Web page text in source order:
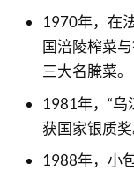
1970年，在
国涪陵榨菜
三大名腌菜。
1981年，“乌
获国家银质奖
1988年，小